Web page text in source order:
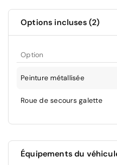
Options incluses (2)
Option
Peinture métallisée
Roue de secours galette
Équipements du